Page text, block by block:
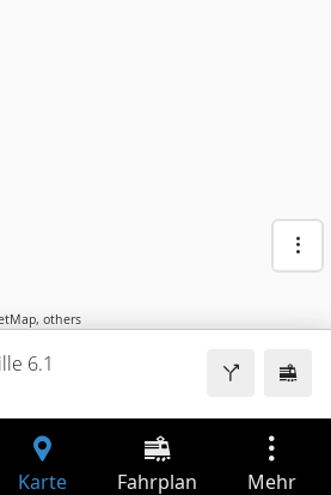
, others
6.1
Karte Fahrplan Mehr